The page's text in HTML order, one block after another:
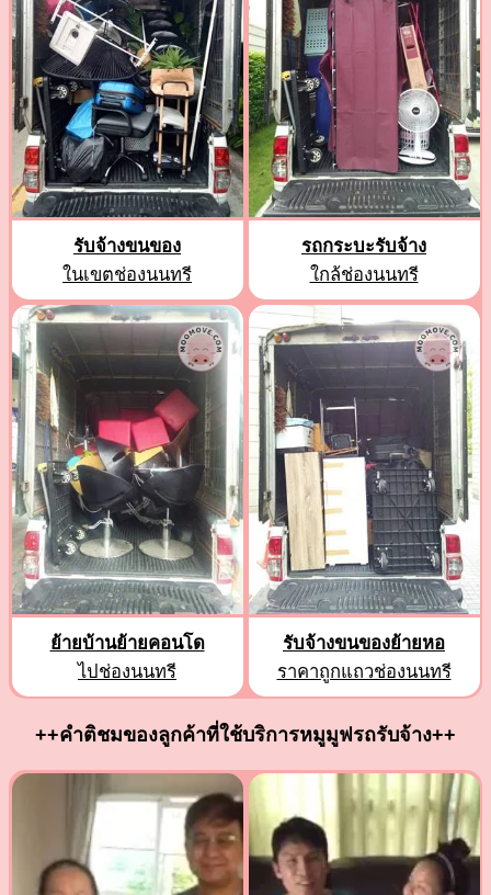
รับจ้างขนของ
ในเขตช่องนนทรี
รถกระบะรับจ้าง
ใกล้ช่องนนทรี
ย้ายบ้านย้ายคอนโด
ไปช่องนนทรี
รับจ้างขนของย้ายหอ
ราคาถูกแถวช่องนนทรี
++คำติชมของลูกค้าที่ใช้บริการหมูมูฟรถรับจ้าง++